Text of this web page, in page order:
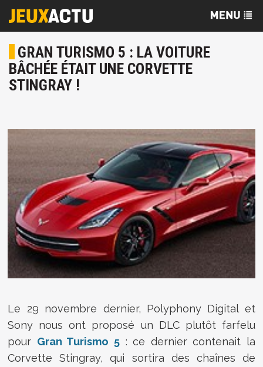
GRAN TURISMO 5 : LA VOITURE
BÂCHÉE ÉTAIT UNE CORVETTE
STINGRAY !
Le 29 novembre dernier, Polyphony Digital et
Sony nous ont proposé un DLC plutôt farfelu
pour Gran Turismo 5: ce dernier contenait la
Corvette Stingray, qui sortira des chaînes de